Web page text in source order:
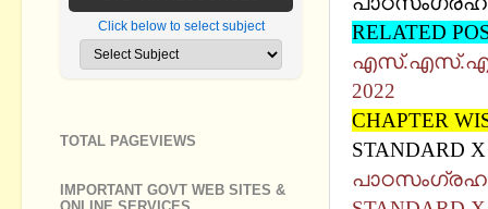
RELATED
എസ്.എസ്.എല്‍
2022
CHAPTER
STANDARD
Click below to select subject
TOTAL PAGEVIEWS
IMPORTANT GOVT WEB SITES &